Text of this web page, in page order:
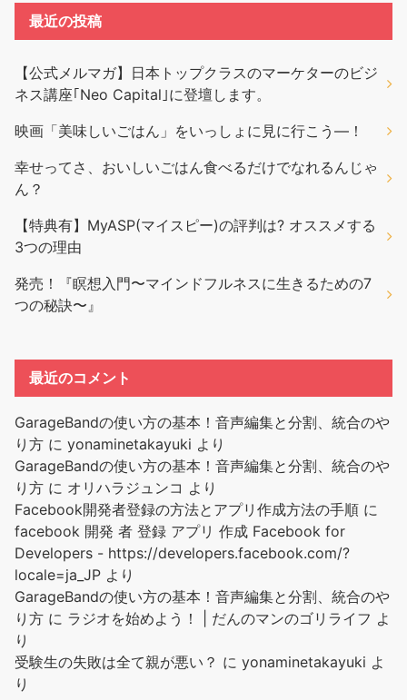
最近の投稿
【公式メルマガ】日本トップクラスのマーケターのビジ
ネス講座｢Neo Capital｣に登壇します。
映画「美味しいごはん」をいっしょに見に行こう―！
幸せってさ、おいしいごはん食べるだけでなれるんじゃ
ん？
【特典有】MyASP(マイスピー)の評判は? オススメする
3つの理由
発売！『瞑想入門〜マインドフルネスに生きるための7
つの秘訣〜』
最近のコメント
GarageBandの使い方の基本！音声編集と分割、統合のや
り方 に yonaminetakayuki より
GarageBandの使い方の基本！音声編集と分割、統合のや
り方 に オリハラジュンコ より
Facebook開発者登録の方法とアプリ作成方法の手順 に
facebook 開発 者 登録 アプリ 作成 Facebook for
Developers - https://developers.facebook.com/?
locale=ja_JP より
GarageBandの使い方の基本！音声編集と分割、統合のや
り方 に ラジオを始めよう！ | だんのマンのゴリライフ よ
り
受験生の失敗は全て親が悪い？ に yonaminetakayuki よ
り